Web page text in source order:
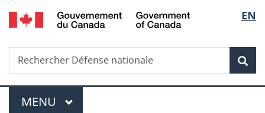
Passer
au
principal
Passer
à
Au
du
Passer
à
version
simplifiée
de
la
EN
Recherche
Rechercher
Défense
Menu
MENU PRINCIPAL